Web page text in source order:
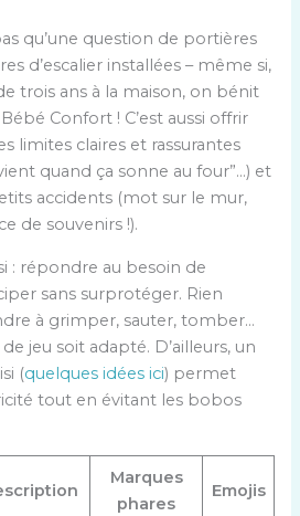
qu’une question de portières
d’escalier installées – même si,
trois ans à la maison, on bénit
Confort ! C’est aussi offrir
limites claires et rassurantes
quand ça sonne au four”…) et
accidents (mot sur le mur,
de souvenirs !).
: répondre au besoin de
sans surprotéger. Rien
à grimper, sauter, tomber…
jeu soit adapté. D’ailleurs, un
(quelques idées ici) permet
tout en évitant les bobos
Marques
phares
Emojis